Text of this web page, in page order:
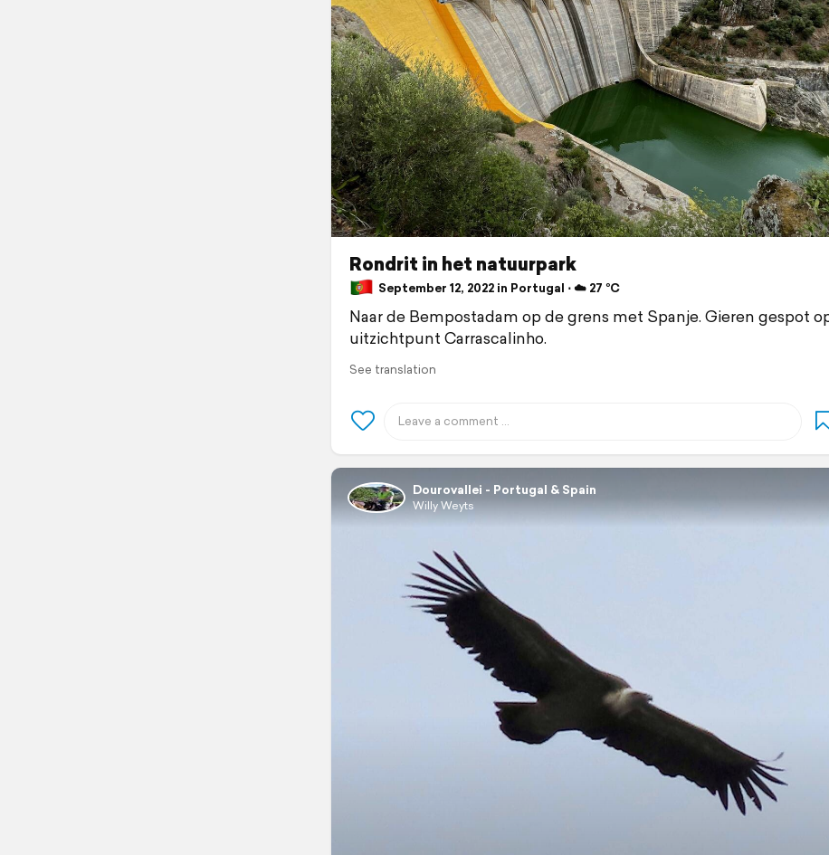
Rondrit in het natuurpark
September 12, 2022 in Portugal ⋅ ☁️ 27 °C
Naar de Bempostadam op de grens met Spanje. Gieren gespot
uitzichtpunt Carrascalinho.
See translation
Dourovallei - Portugal & Spain
Willy Weyts